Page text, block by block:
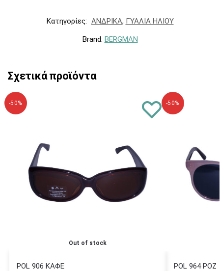
Κατηγορίες: ΑΝΔΡΙΚΑ, ΓΥΑΛΙΑ ΗΛΙΟΥ
Brand: BERGMAN
Σχετικά προϊόντα
-50%
Out of stock
POL 906 ΚΑΦΕ
-50%
POL 964 ΡΟΖ